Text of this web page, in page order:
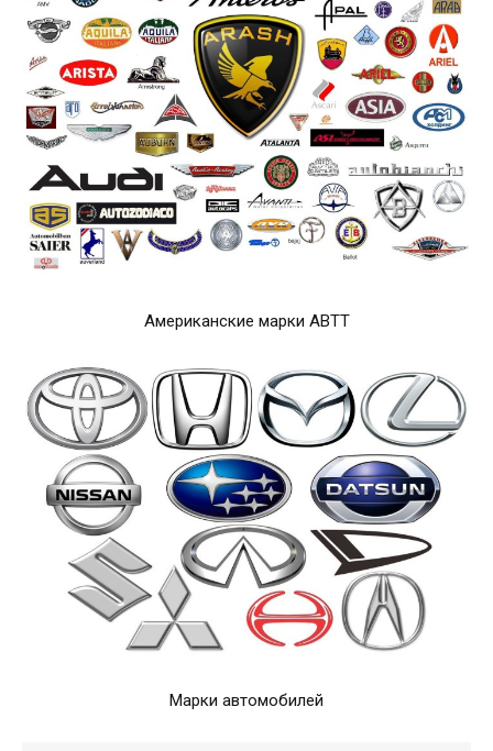
Американские марки АВТТ
Марки автомобилей